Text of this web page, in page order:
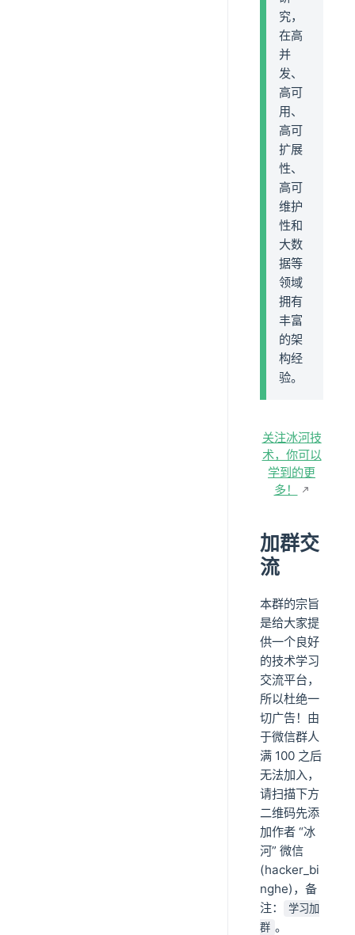
究，
在高
并
发、
高可
用、
高可
扩展
性、
高可
维护
性和
大数
据等
领域
拥有
丰富
的架
构经
验。
关注冰河技
术，你可以
学到的更
多！
加群交
流
本群的宗旨
是给大家提
供一个良好
的技术学习
交流平台，
所以杜绝一
切广告！由
于微信群人
满 100 之后
无法加入，
请扫描下方
二维码先添
加作者 “冰
河” 微信
(hacker_bi
nghe)，备
注：
学习加
群 。